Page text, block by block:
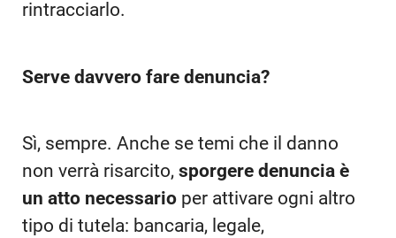
rintracciarlo.
Serve davvero fare denuncia?
Sì, sempre. Anche se temi che il danno
non verrà risarcito, sporgere denuncia è
un atto necessario per attivare ogni altro
tipo di tutela: bancaria, legale,